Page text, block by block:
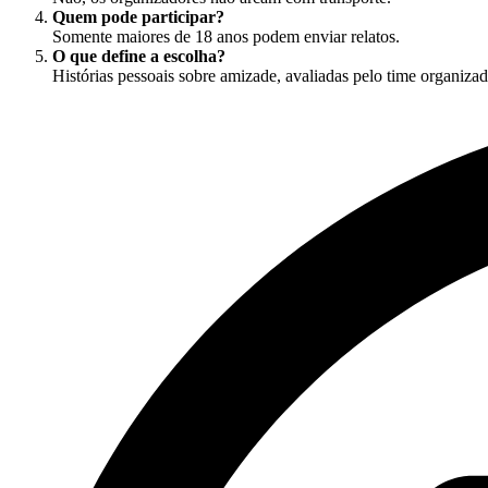
Quem pode participar?
Somente maiores de 18 anos podem enviar relatos.
O que define a escolha?
Histórias pessoais sobre amizade, avaliadas pelo time